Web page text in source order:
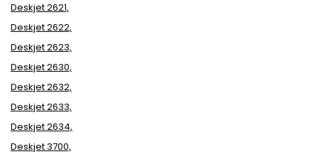
Deskjet 2621,
Deskjet 2622,
Deskjet 2623,
Deskjet 2630,
Deskjet 2632,
Deskjet 2633,
Deskjet 2634,
Deskjet 3700,